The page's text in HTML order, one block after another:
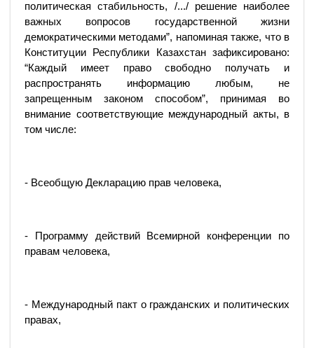
политическая стабильность, /.../ решение наиболее
важных вопросов государственной жизни
демократическими методами”, напоминая также, что в
Конституции Республики Казахстан зафиксировано:
“Каждый имеет право свободно получать и
распространять информацию любым, не
запрещенным законом способом”, принимая во
внимание соответствующие международный акты, в
том числе:
- Всеобщую Декларацию прав человека,
- Программу действий Всемирной конференции по
правам человека,
- Международный пакт о гражданских и политических
правах,